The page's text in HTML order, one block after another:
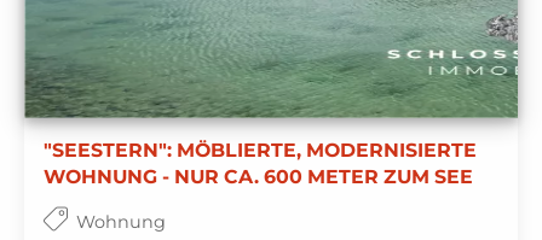
"SEESTERN": MÖBLIERTE, MODERNISIERTE
WOHNUNG - NUR CA. 600 METER ZUM SEE
Wohnung